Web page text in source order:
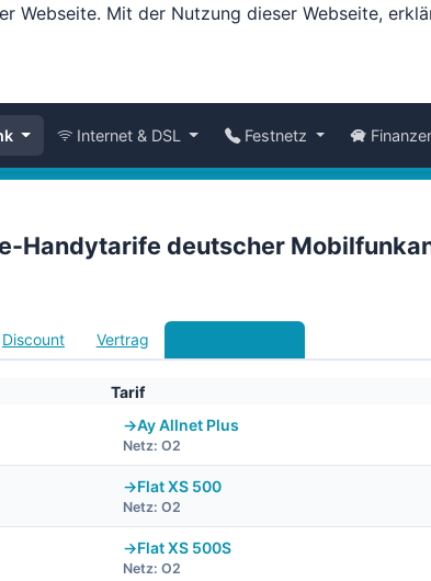
Webseite. Mit der Nutzung dieser Webseite,
Internet & DSL Festnetz
Handytarife deutscher
Discount Vertrag
Tarif
Ay Allnet Plus
Netz: O2
Flat XS 500
Netz: O2
Flat XS 500S
Netz: O2